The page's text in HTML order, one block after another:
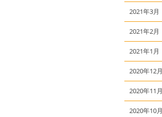
2021年3月
2021年2月
2021年1月
2020年12月
2020年11月
2020年10月